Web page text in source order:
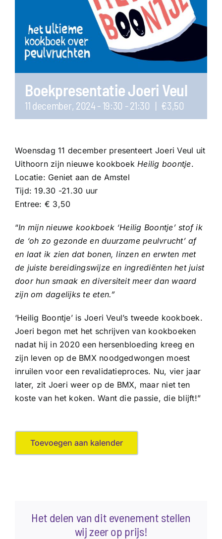
Boekpresentatie Joeri Veul
11 december, 2024 - 19:30 -21:30 | €3,50
Woensdag 11 december presenteert Joeri Veul uit
Uithoorn zijn nieuwe kookboek Heilig boontje.
Locatie: Geniet aan de Amstel
Tijd: 19.30 -21.30 uur
Entree: € 3,50
“In mijn nieuwe kookboek ‘Heilig Boontje’ stof ik
de ‘oh zo gezonde en duurzame peulvrucht’ af
en laat ik zien dat bonen, linzen en erwten met
de juiste bereidingswijze en ingrediënten het juist
door hun smaak en diversiteit meer dan waard
zijn om dagelijks te eten.”
‘Heilig Boontje’ is Joeri Veul’s tweede kookboek.
Joeri begon met het schrijven van kookboeken
nadat hij in 2020 een hersenbloeding kreeg en
zijn leven op de BMX noodgedwongen moest
inruilen voor een revalidatieproces. Nu, vier jaar
later, zit Joeri weer op de BMX, maar niet ten
koste van het koken. Want die passie, die blijft!”
Toevoegen aan kalender
Het delen van dit evenement stellen
wij zeer op prijs!